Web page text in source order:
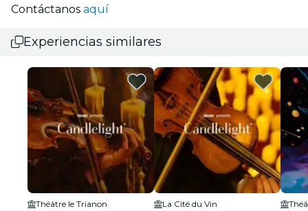
Contáctanos aquí
Experiencias similares
Théâtre le Trianon
La Cité du Vin